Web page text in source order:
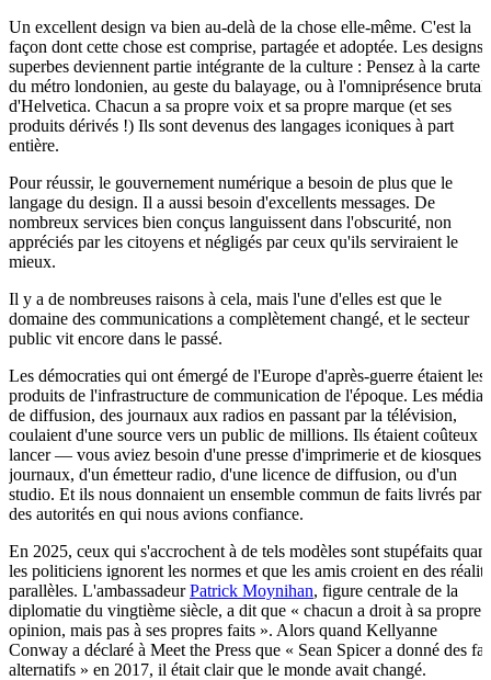
Un excellent design va bien au-delà de la chose elle-même. C'est la
façon dont cette chose est comprise, partagée et adoptée. Les designs
superbes deviennent partie intégrante de la culture : Pensez à la carte
du métro londonien, au geste du balayage, ou à l'omniprésence
d'Helvetica. Chacun a sa propre voix et sa propre marque (et ses
produits dérivés !) Ils sont devenus des langages iconiques à part
entière.
Pour réussir, le gouvernement numérique a besoin de plus que le
langage du design. Il a aussi besoin d'excellents messages. De
nombreux services bien conçus languissent dans l'obscurité, non
appréciés par les citoyens et négligés par ceux qu'ils serviraient le
mieux.
Il y a de nombreuses raisons à cela, mais l'une d'elles est que le
domaine des communications a complètement changé, et le secteur
public vit encore dans le passé.
Les démocraties qui ont émergé de l'Europe d'après-guerre étaient les
produits de l'infrastructure de communication de l'époque. Les médias
de diffusion, des journaux aux radios en passant par la télévision,
coulaient d'une source vers un public de millions. Ils étaient coûteux à
lancer — vous aviez besoin d'une presse d'imprimerie et de kiosques
journaux, d'un émetteur radio, d'une licence de diffusion, ou d'un
studio. Et ils nous donnaient un ensemble commun de faits livrés par
des autorités en qui nous avions confiance.
En 2025, ceux qui s'accrochent à de tels modèles sont stupéfaits
les politiciens ignorent les normes et que les amis croient en des
parallèles. L'ambassadeurPatrick Moynihan, figure centrale de la
diplomatie du vingtième siècle, a dit que « chacun a droit à sa propre
opinion, mais pas à ses propres faits ». Alors quand Kellyanne
Conway a déclaré à Meet the Press que « Sean Spicer a donné des
alternatifs » en 2017, il était clair que le monde avait changé.